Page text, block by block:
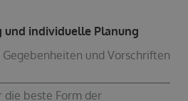
und individuelle Planung
und Vorschriften
die beste Form der